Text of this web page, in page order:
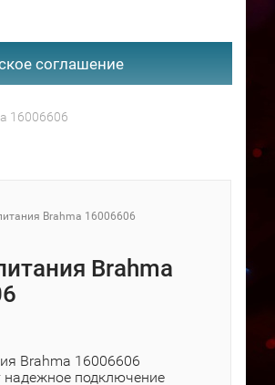
соглашение
16006606
Brahma 16006606
Brahma
Brahma 16006606
надежное подключение